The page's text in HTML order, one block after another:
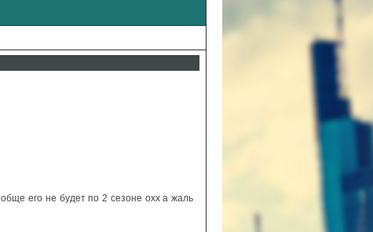
его не будет по 2 сезоне охх а жаль